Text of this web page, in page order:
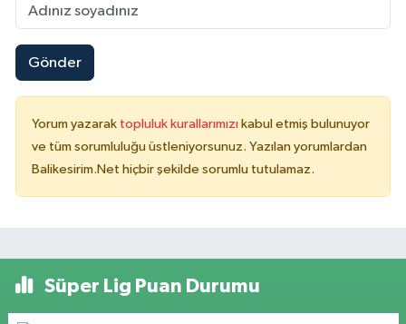
Gönder
Yorum yazarak topluluk kurallarımızı kabul etmiş bulunuyor
ve tüm sorumluluğu üstleniyorsunuz. Yazılan yorumlardan
Balikesirim.Net hiçbir şekilde sorumlu tutulamaz.
Süper Lig Puan Durumu